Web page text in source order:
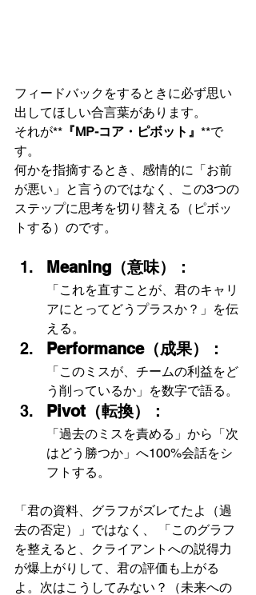
フィードバックをするときに必ず思い
出してほしい合言葉があります。
それが** 『MP-コア・ピボット』 **で
す。
何かを指摘するとき、感情的に「お前
が悪い」と言うのではなく、この3つの
ステップに思考を切り替える（ピボッ
トする）のです。
Meaning（意味）：
「これを直すことが、君のキャリ
アにとってどうプラスか？」を伝
える。
Performance（成果）：
「このミスが、チームの利益をど
う削っているか」を数字で語る。
Pivot（転換）：
「過去のミスを責める」から「次
はどう勝つか」へ100%会話をシ
フトする。
「君の資料、グラフがズレてたよ（過
去の否定）」ではなく、 「このグラフ
を整えると、クライアントへの説得力
が爆上がりして、君の評価も上がる
よ。次はこうしてみない？（未来への